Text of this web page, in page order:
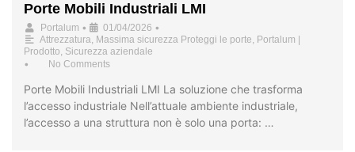
Porte Mobili Industriali LMI
Portalum • 01/04/2026 •
Attrezzatura, Massima sicurezza Proteggi le porte, Portalum |
Prodotto, Sicurezza aziendale
• No Comments
Porte Mobili Industriali LMI La soluzione che trasforma
l’accesso industriale Nell’attuale ambiente industriale,
l’accesso a una struttura non è solo una porta: …